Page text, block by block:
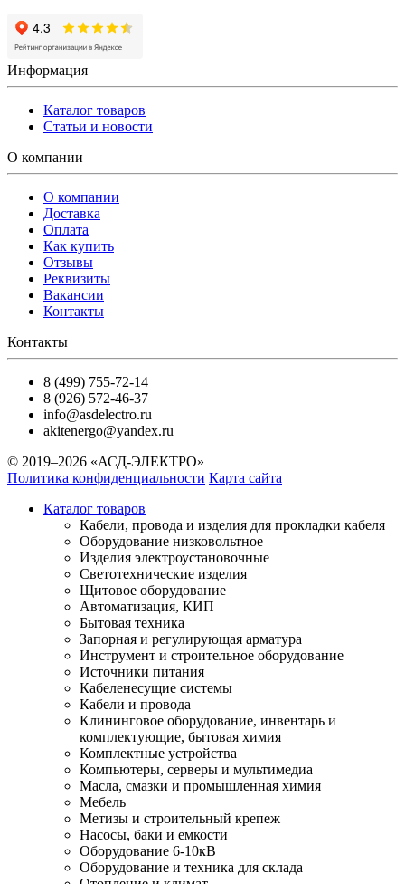
Информация
Каталог товаров
Статьи и новости
О компании
О компании
Доставка
Оплата
Как купить
Отзывы
Реквизиты
Вакансии
Контакты
Контакты
8 (499) 755-72-14
8 (926) 572-46-37
info@asdelectro.ru
akitenergo@yandex.ru
© 2019–2026 «АСД-ЭЛЕКТРО»
Политика конфиденциальности Карта сайта
Каталог товаров
Кабели, провода и изделия для прокладки кабеля
Оборудование низковольтное
Изделия электроустановочные
Светотехнические изделия
Щитовое оборудование
Автоматизация, КИП
Бытовая техника
Запорная и регулирующая арматура
Инструмент и строительное оборудование
Источники питания
Кабеленесущие системы
Кабели и провода
Клининговое оборудование, инвентарь и
комплектующие, бытовая химия
Комплектные устройства
Компьютеры, серверы и мультимедиа
Масла, смазки и промышленная химия
Мебель
Метизы и строительный крепеж
Насосы, баки и емкости
Оборудование 6-10кВ
Оборудование и техника для склада